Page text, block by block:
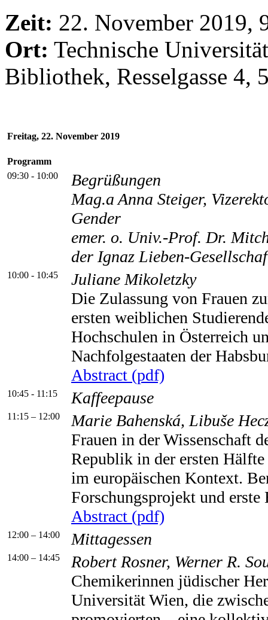
Zeit: 22. November 2019,
Ort: Technische
Bibliothek, Resselgasse 4,
Freitag, 22. November 2019
Programm
09:30 - 10:00
Begrüßungen
Mag.a Anna Steiger,
Gender
emer. o. Univ.-Prof. Dr.
der Ignaz Lieben-
10:00 - 10:45
Juliane Mikoletzky
Die Zulassung von Frauen
ersten weiblichen
Hochschulen in Österreich
Nachfolgestaaten der
Abstract (pdf)
10:45 - 11:15 Kaffeepause
11:15 – 12:00
Marie Bahenská, Libuše
Frauen in der Wissenschaft
Republik in der ersten Hälfte
im europäischen Kontext.
Forschungsprojekt und erste
Abstract (pdf)
12:00 – 14:00 Mittagessen
14:00 – 14:45
Robert Rosner, Werner R.
Chemikerinnen jüdischer
Universität Wien, die